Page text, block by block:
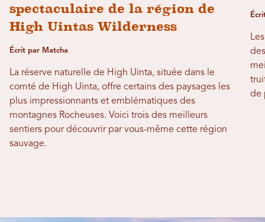
spectaculaire de la région de
High Uintas Wilderness
Écrit par Matcha
La réserve naturelle de High Uinta, située dans le
comté de High Uinta, offre certains des paysages les
plus impressionnants et emblématiques des
montagnes Rocheuses. Voici trois des meilleurs
sentiers pour découvrir par vous-même cette région
sauvage.
de